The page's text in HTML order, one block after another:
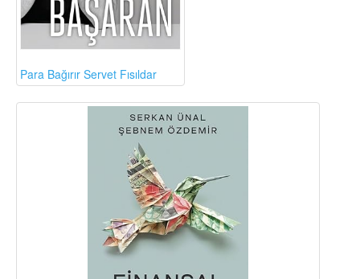
Para Bağırır Servet Fısıldar